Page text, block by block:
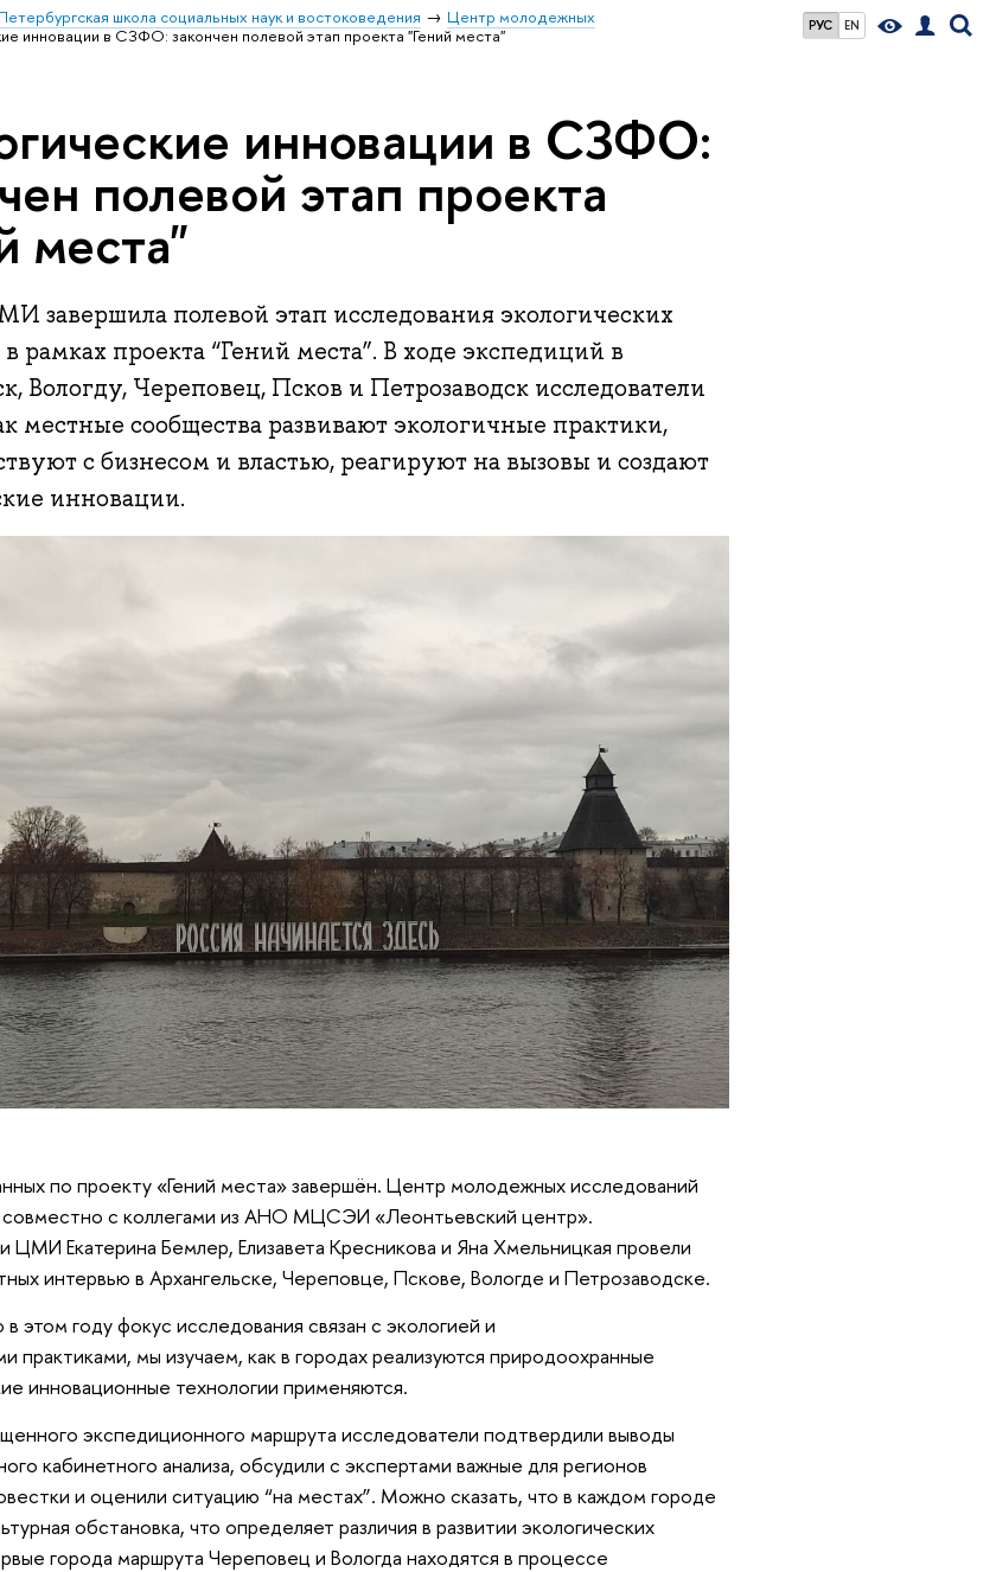
РУС EN
школа социальных наук и востоковедения
Центр молодежных
инновации в СЗФО: закончен полевой этап проекта "Гений места"
инновации в СЗФО:
полевой этап проекта
места"
завершила полевой этап исследования экологических
рамках проекта “Гений места”. В ходе экспедиций в
Вологду, Череповец, Псков и Петрозаводск исследователи
местные сообщества развивают экологичные практики,
с бизнесом и властью, реагируют на вызовы и создают
инновации.
по проекту «Гений места» завершён. Центр молодежных исследований
совместно с коллегами из АНО МЦСЭИ «Леонтьевский центр».
ЦМИ Екатерина Бемлер, Елизавета Кресникова и Яна Хмельницкая провели
интервью в Архангельске, Череповце, Пскове, Вологде и Петрозаводске.
этом году фокус исследования связан с экологией и
практиками, мы изучаем, как в городах реализуются природоохранные
инновационные технологии применяются.
экспедиционного маршрута исследователи подтвердили выводы
кабинетного анализа, обсудили с экспертами важные для регионов
и оценили ситуацию “на местах”. Можно сказать, что в каждом городе
обстановка, что определяет различия в развитии экологических
города маршрута Череповец и Вологда находятся в процессе